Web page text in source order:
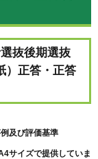
抜後期選抜
）正答・正答
及び評価基準
サイズで提供していま